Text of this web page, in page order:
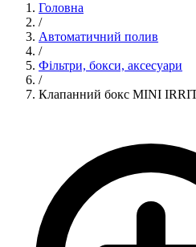
Головна
/
Автоматичний полив
/
Фільтри, бокси, аксесуари
/
Клапанний бокс MINI